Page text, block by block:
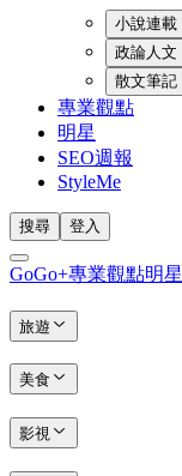
小說連載
政論人文
散文筆記
專業觀點
明星
SEO週報
StyleMe
搜尋 登入
GoGo+專業觀點明星
旅遊
美食
影視